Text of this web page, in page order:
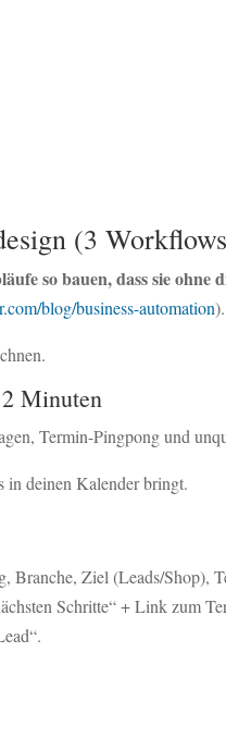
(3
so bauen, dass sie ohne
blog/business-automation).
Minuten
Termin-Pingpong und
in deinen Kalender bringt.
Branche, Ziel (Leads/Shop),
Schritte“ + Link zum